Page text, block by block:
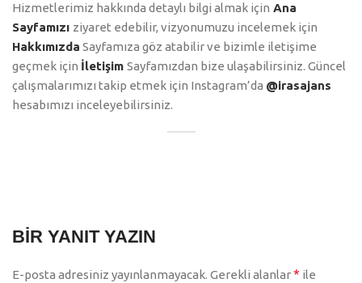
Hizmetlerimiz hakkında detaylı bilgi almak için Ana
Sayfamızı ziyaret edebilir, vizyonumuzu incelemek için
Hakkımızda Sayfamıza göz atabilir ve bizimle iletişime
geçmek için İletişim Sayfamızdan bize ulaşabilirsiniz. Güncel
çalışmalarımızı takip etmek için Instagram’da @irasajans
hesabımızı inceleyebilirsiniz.
BIR YANIT YAZIN
E-posta adresiniz yayınlanmayacak. Gerekli alanlar* ile